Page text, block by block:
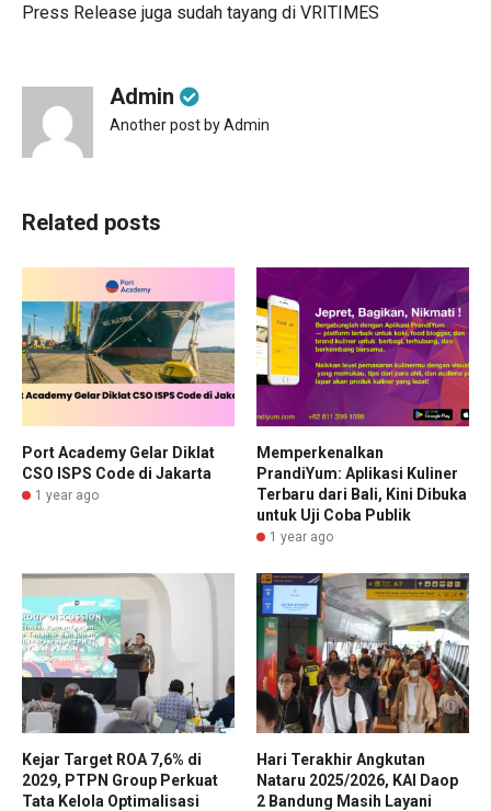
Press Release juga sudah tayang di VRITIMES
Admin
Another post by Admin
Related posts
Port Academy Gelar Diklat
CSO ISPS Code di Jakarta
1 year ago
Memperkenalkan
PrandiYum: Aplikasi Kuliner
Terbaru dari Bali, Kini Dibuka
untuk Uji Coba Publik
1 year ago
Kejar Target ROA 7,6% di
2029, PTPN Group Perkuat
Tata Kelola Optimalisasi
Hari Terakhir Angkutan
Nataru 2025/2026, KAI Daop
2 Bandung Masih Layani